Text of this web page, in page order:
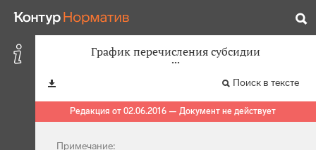
График перечисления субсидии
Поиск в тексте
Редакция от 02.06.2016 — Документ не действует
Примечание: